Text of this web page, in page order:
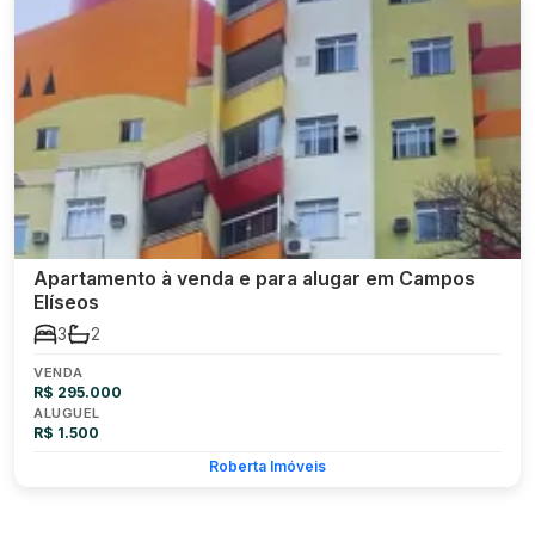
Apartamento à venda e para alugar em Campos
Elíseos
3 2
VENDA
R$ 295.000
ALUGUEL
R$ 1.500
Roberta Imóveis